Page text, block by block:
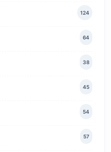
124
64
38
45
54
57